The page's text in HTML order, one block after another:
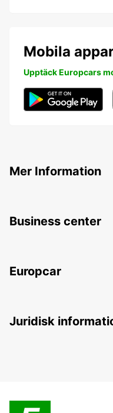
Mobila
Upptäck Europcars
Mer Information
Business center
Europcar
Juridisk